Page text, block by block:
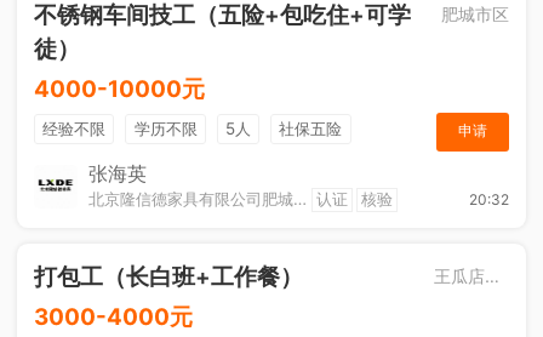
不锈钢车间技工（五险+包吃住+可学
徒）
肥城市区
4000-10000元
经验不限 学历不限 5人
社保五险
节日福利
工作餐
申请
张海英
北京隆信德家具有限公司肥城分公司 认证 核验 20:32
打包工（长白班+工作餐） 王瓜店街道
3000-4000元